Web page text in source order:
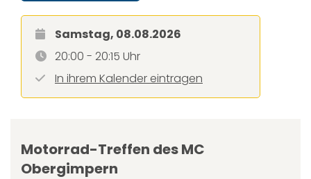
Samstag, 08.08.2026
20:00 - 20:15 Uhr
In ihrem Kalender eintragen
Motorrad-Treffen des MC
Obergimpern